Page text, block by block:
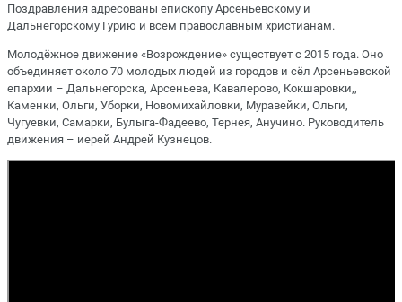
Поздравления адресованы епископу Арсеньевскому и
Дальнегорскому Гурию и всем православным христианам.
Молодёжное движение «Возрождение» существует с 2015 года. Оно
объединяет около 70 молодых людей из городов и сёл Арсеньевской
епархии – Дальнегорска, Арсеньева, Кавалерово, Кокшаровки,,
Каменки, Ольги, Уборки, Новомихайловки, Муравейки, Ольги,
Чугуевки, Самарки, Булыга-Фадеево, Тернея, Анучино. Руководитель
движения – иерей Андрей Кузнецов.